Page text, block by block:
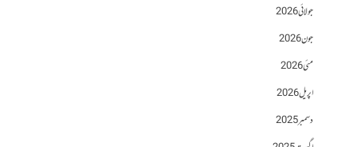
جولائی 2026
جون 2026
مئی 2026
اپریل 2026
دسمبر 2025